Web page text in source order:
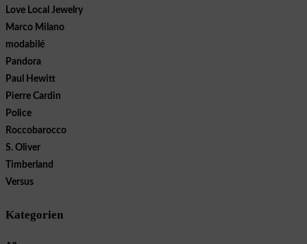
Love Local Jewelry
Marco Milano
modabilé
Pandora
Paul Hewitt
Pierre Cardin
Police
Roccobarocco
S. Oliver
Timberland
Versus
Kategorien